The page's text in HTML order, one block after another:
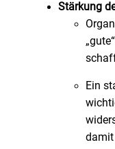
Stärkung
Ein
damit